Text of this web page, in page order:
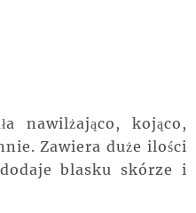
nawilżająco, kojąco,
Zawiera duże ilości
blasku skórze i